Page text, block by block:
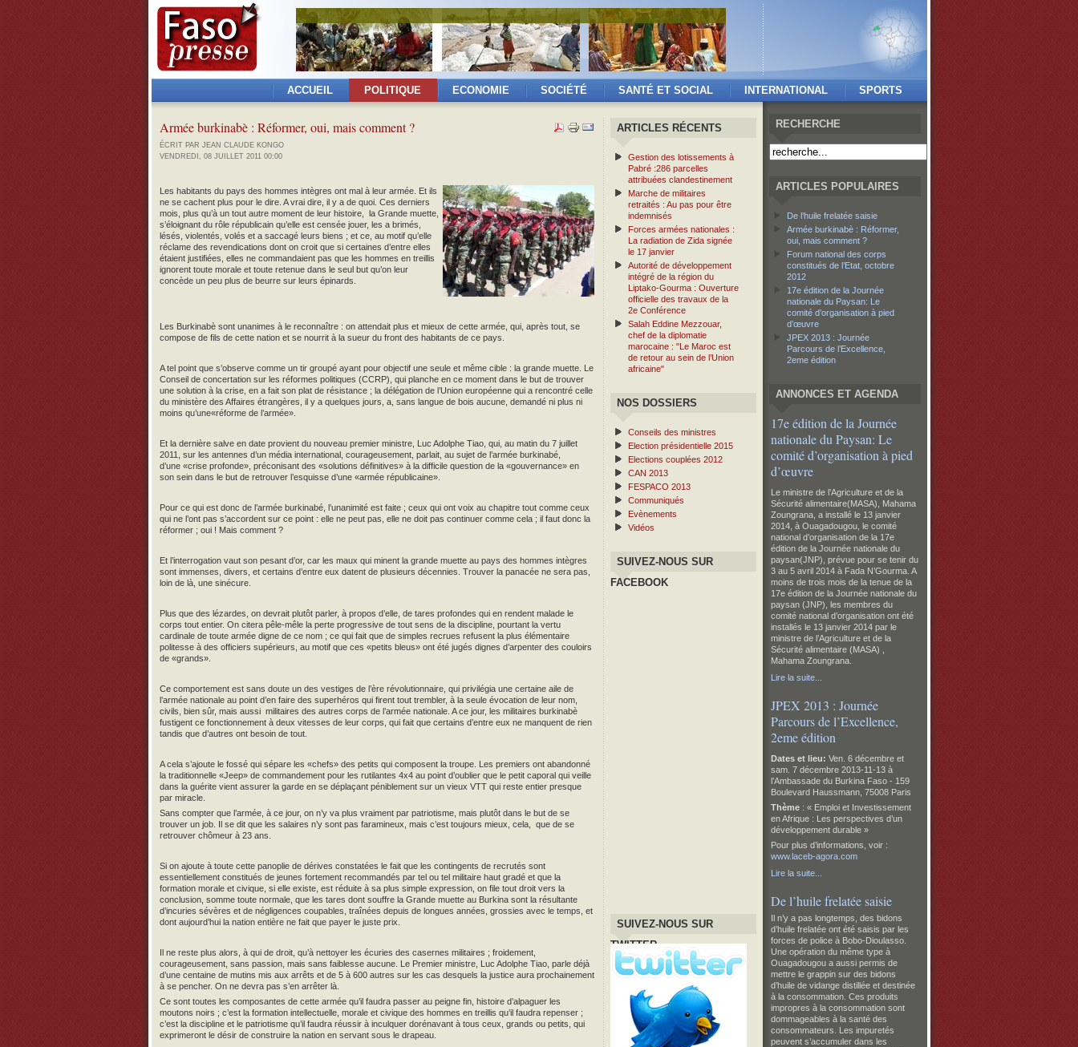
ACCUEIL POLITIQUE ECONOMIE SOCIÉTÉ SANTÉ ET SOCIAL INTERNATIONAL SPORTS
Armée burkinabè : Réformer, oui, mais comment ?
ÉCRIT PAR JEAN CLAUDE KONGO
VENDREDI, 08 JUILLET 2011 00:00
Les habitants du pays des hommes intègres ont mal à leur armée. Et ils
ne se cachent plus pour le dire. A vrai dire, il y a de quoi. Ces derniers
mois, plus qu’à un tout autre moment de leur histoire, la Grande muette,
s’éloignant du rôle républicain qu’elle est censée jouer, les a brimés,
lésés, violentés, volés et a saccagé leurs biens ; et ce, au motif qu’elle
réclame des revendications dont on croit que si certaines d’entre elles
étaient justifiées, elles ne commandaient pas que les hommes en treillis
ignorent toute morale et toute retenue dans le seul but qu’on leur
concède un peu plus de beurre sur leurs épinards.
Les Burkinabè sont unanimes à le reconnaître : on attendait plus et mieux de cette armée, qui, après tout, se
compose de fils de cette nation et se nourrit à la sueur du front des habitants de ce pays.
A tel point que s’observe comme un tir groupé ayant pour objectif une seule et même cible : la grande muette. Le
Conseil de concertation sur les réformes politiques (CCRP), qui planche en ce moment dans le but de trouver
une solution à la crise, en a fait son plat de résistance ; la délégation de l’Union européenne qui a rencontré celle
du ministère des Affaires étrangères, il y a quelques jours, a, sans langue de bois aucune, demandé ni plus ni
moins qu’une«réforme de l’armée».
Et la dernière salve en date provient du nouveau premier ministre, Luc Adolphe Tiao, qui, au matin du 7 juillet
2011, sur les antennes d’un média international, courageusement, parlait, au sujet de l’armée burkinabé,
d’une «crise profonde», préconisant des «solutions définitives» à la difficile question de la «gouvernance» en
son sein dans le but de retrouver l’esquisse d’une «armée républicaine».
Pour ce qui est donc de l’armée burkinabé, l’unanimité est faite ; ceux qui ont voix au chapitre tout comme ceux
qui ne l’ont pas s’accordent sur ce point : elle ne peut pas, elle ne doit pas continuer comme cela ; il faut donc la
réformer ; oui ! Mais comment ?
Et l’interrogation vaut son pesant d’or, car les maux qui minent la grande muette au pays des hommes intègres
sont immenses, divers, et certains d’entre eux datent de plusieurs décennies. Trouver la panacée ne sera pas,
loin de là, une sinécure.
Plus que des lézardes, on devrait plutôt parler, à propos d’elle, de tares profondes qui en rendent malade le
corps tout entier. On citera pêle-mêle la perte progressive de tout sens de la discipline, pourtant la vertu
cardinale de toute armée digne de ce nom ; ce qui fait que de simples recrues refusent la plus élémentaire
politesse à des officiers supérieurs, au motif que ces «petits bleus» ont été jugés dignes d’arpenter des couloirs
de «grands».
Ce comportement est sans doute un des vestiges de l’ère révolutionnaire, qui privilégia une certaine aile de
l’armée nationale au point d’en faire des superhéros qui firent tout trembler, à la seule évocation de leur nom,
civils, bien sûr, mais aussi militaires des autres corps de l’armée nationale. A ce jour, les militaires burkinabè
fustigent ce fonctionnement à deux vitesses de leur corps, qui fait que certains d’entre eux ne manquent de rien
tandis que d’autres ont besoin de tout.
A cela s’ajoute le fossé qui sépare les «chefs» des petits qui composent la troupe. Les premiers ont abandonné
la traditionnelle «Jeep» de commandement pour les rutilantes 4x4 au point d’oublier que le petit caporal qui veille
dans la guérite vient assurer la garde en se déplaçant péniblement sur un vieux VTT qui reste entier presque
par miracle.
Sans compter que l’armée, à ce jour, on n’y va plus vraiment par patriotisme, mais plutôt dans le but de se
trouver un job. Il se dit que les salaires n’y sont pas faramineux, mais c’est toujours mieux, cela, que de se
retrouver chômeur à 23 ans.
Si on ajoute à toute cette panoplie de dérives constatées le fait que les contingents de recrutés sont
essentiellement constitués de jeunes fortement recommandés par tel ou tel militaire haut gradé et que la
formation morale et civique, si elle existe, est réduite à sa plus simple expression, on file tout droit vers la
conclusion, somme toute normale, que les tares dont souffre la Grande muette au Burkina sont la résultante
d’incuries sévères et de négligences coupables, traînées depuis de longues années, grossies avec le temps, et
dont aujourd’hui la nation entière ne fait que payer le juste prix.
Il ne reste plus alors, à qui de droit, qu’à nettoyer les écuries des casernes militaires ; froidement,
courageusement, sans passion, mais sans faiblesse aucune. Le Premier ministre, Luc Adolphe Tiao, parle déjà
d’une centaine de mutins mis aux arrêts et de 5 à 600 autres sur les cas desquels la justice aura prochainement
à se pencher. On ne devra pas s’en arrêter là.
Ce sont toutes les composantes de cette armée qu’il faudra passer au peigne fin, histoire d’alpaguer les
moutons noirs ; c’est la formation intellectuelle, morale et civique des hommes en treillis qu’il faudra repenser ;
c’est la discipline et le patriotisme qu’il faudra réussir à inculquer dorénavant à tous ceux, grands ou petits, qui
exprimeront le désir de construire la nation en servant sous le drapeau.
ARTICLES RÉCENTS
Gestion des lotissements à
Pabré :286 parcelles
attribuées clandestinement
Marche de militaires
retraités : Au pas pour être
indemnisés
Forces armées nationales :
La radiation de Zida signée
le 17 janvier
Autorité de développement
intégré de la région du
Liptako-Gourma : Ouverture
officielle des travaux de la
2e Conférence
Salah Eddine Mezzouar,
chef de la diplomatie
marocaine : "Le Maroc est
de retour au sein de l’Union
africaine"
NOS DOSSIERS
Conseils des ministres
Election présidentielle 2015
Elections couplées 2012
CAN 2013
FESPACO 2013
Communiqués
Evènements
Vidéos
SUIVEZ-NOUS SUR
FACEBOOK
SUIVEZ-NOUS SUR
TWITTER
RECHERCHE
ARTICLES POPULAIRES
De l’huile frelatée saisie
Armée burkinabè : Réformer,
oui, mais comment ?
Forum national des corps
constitués de l’Etat, octobre
2012
17e édition de la Journée
nationale du Paysan: Le
comité d’organisation à pied
d’œuvre
JPEX 2013 : Journée
Parcours de l’Excellence,
2eme édition
ANNONCES ET AGENDA
17e édition de la Journée
nationale du Paysan: Le
comité d’organisation à pied
d’œuvre
Le ministre de l’Agriculture et de la
Sécurité alimentaire(MASA), Mahama
Zoungrana, a installé le 13 janvier
2014, à Ouagadougou, le comité
national d’organisation de la 17e
édition de la Journée nationale du
paysan(JNP), prévue pour se tenir du
3 au 5 avril 2014 à Fada N’Gourma. A
moins de trois mois de la tenue de la
17e édition de la Journée nationale du
paysan (JNP), les membres du
comité national d’organisation ont été
installés le 13 janvier 2014 par le
ministre de l’Agriculture et de la
Sécurité alimentaire (MASA) ,
Mahama Zoungrana.
Lire la suite...
JPEX 2013 : Journée
Parcours de l’Excellence,
2eme édition
Dates et lieu: Ven. 6 décembre et
sam. 7 décembre 2013-11-13 à
l’Ambassade du Burkina Faso - 159
Boulevard Haussmann, 75008 Paris
Thème : « Emploi et Investissement
en Afrique : Les perspectives d’un
développement durable »
Pour plus d’informations, voir :
www.laceb-agora.com
Lire la suite...
De l’huile frelatée saisie
Il n’y a pas longtemps, des bidons
d’huile frelatée ont été saisis par les
forces de police à Bobo-Dioulasso.
Une opération du même type à
Ouagadougou a aussi permis de
mettre le grappin sur des bidons
d’huile de vidange distillée et destinée
à la consommation. Ces produits
impropres à la consommation sont
dommageables à la santé des
consommateurs. Les impuretés
peuvent s’accumuler dans les